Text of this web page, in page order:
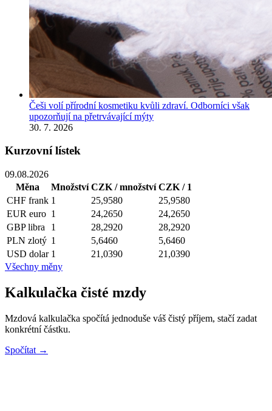
Češi volí přírodní kosmetiku kvůli zdraví. Odborníci však
upozorňují na přetrvávající mýty
30. 7. 2026
Kurzovní lístek
09.08.2026
Měna
Množství CZK / množství CZK / 1
CHF frank 1 25,9580
25,9580
EUR euro 1 24,2650
24,2650
GBP libra 1 28,2920
28,2920
PLN zlotý 1 5,6460
5,6460
USD dolar 1 21,0390
21,0390
Všechny měny
Kalkulačka čisté mzdy
Mzdová kalkulačka spočítá jednoduše váš čistý příjem, stačí zadat
konkrétní částku.
Spočítat →